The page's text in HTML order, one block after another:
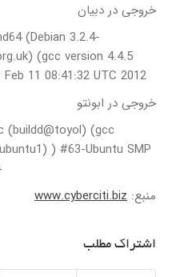
خروجی در دبیان
(Debian 3.2.4-
(gcc version 4.4.5
11 08:41:32 UTC 2012
خروجی در ابونتو
(buildd@toyol) (gcc
) #63-Ubuntu SMP
منبع: www.cyberciti.biz
اشتراک مطلب